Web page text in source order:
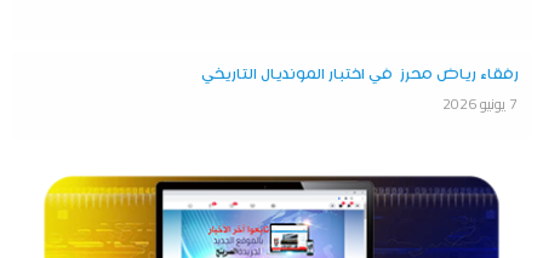
رفقاء رياض محرز في اختبار المونديال التاريخي
7 يونيو 2026